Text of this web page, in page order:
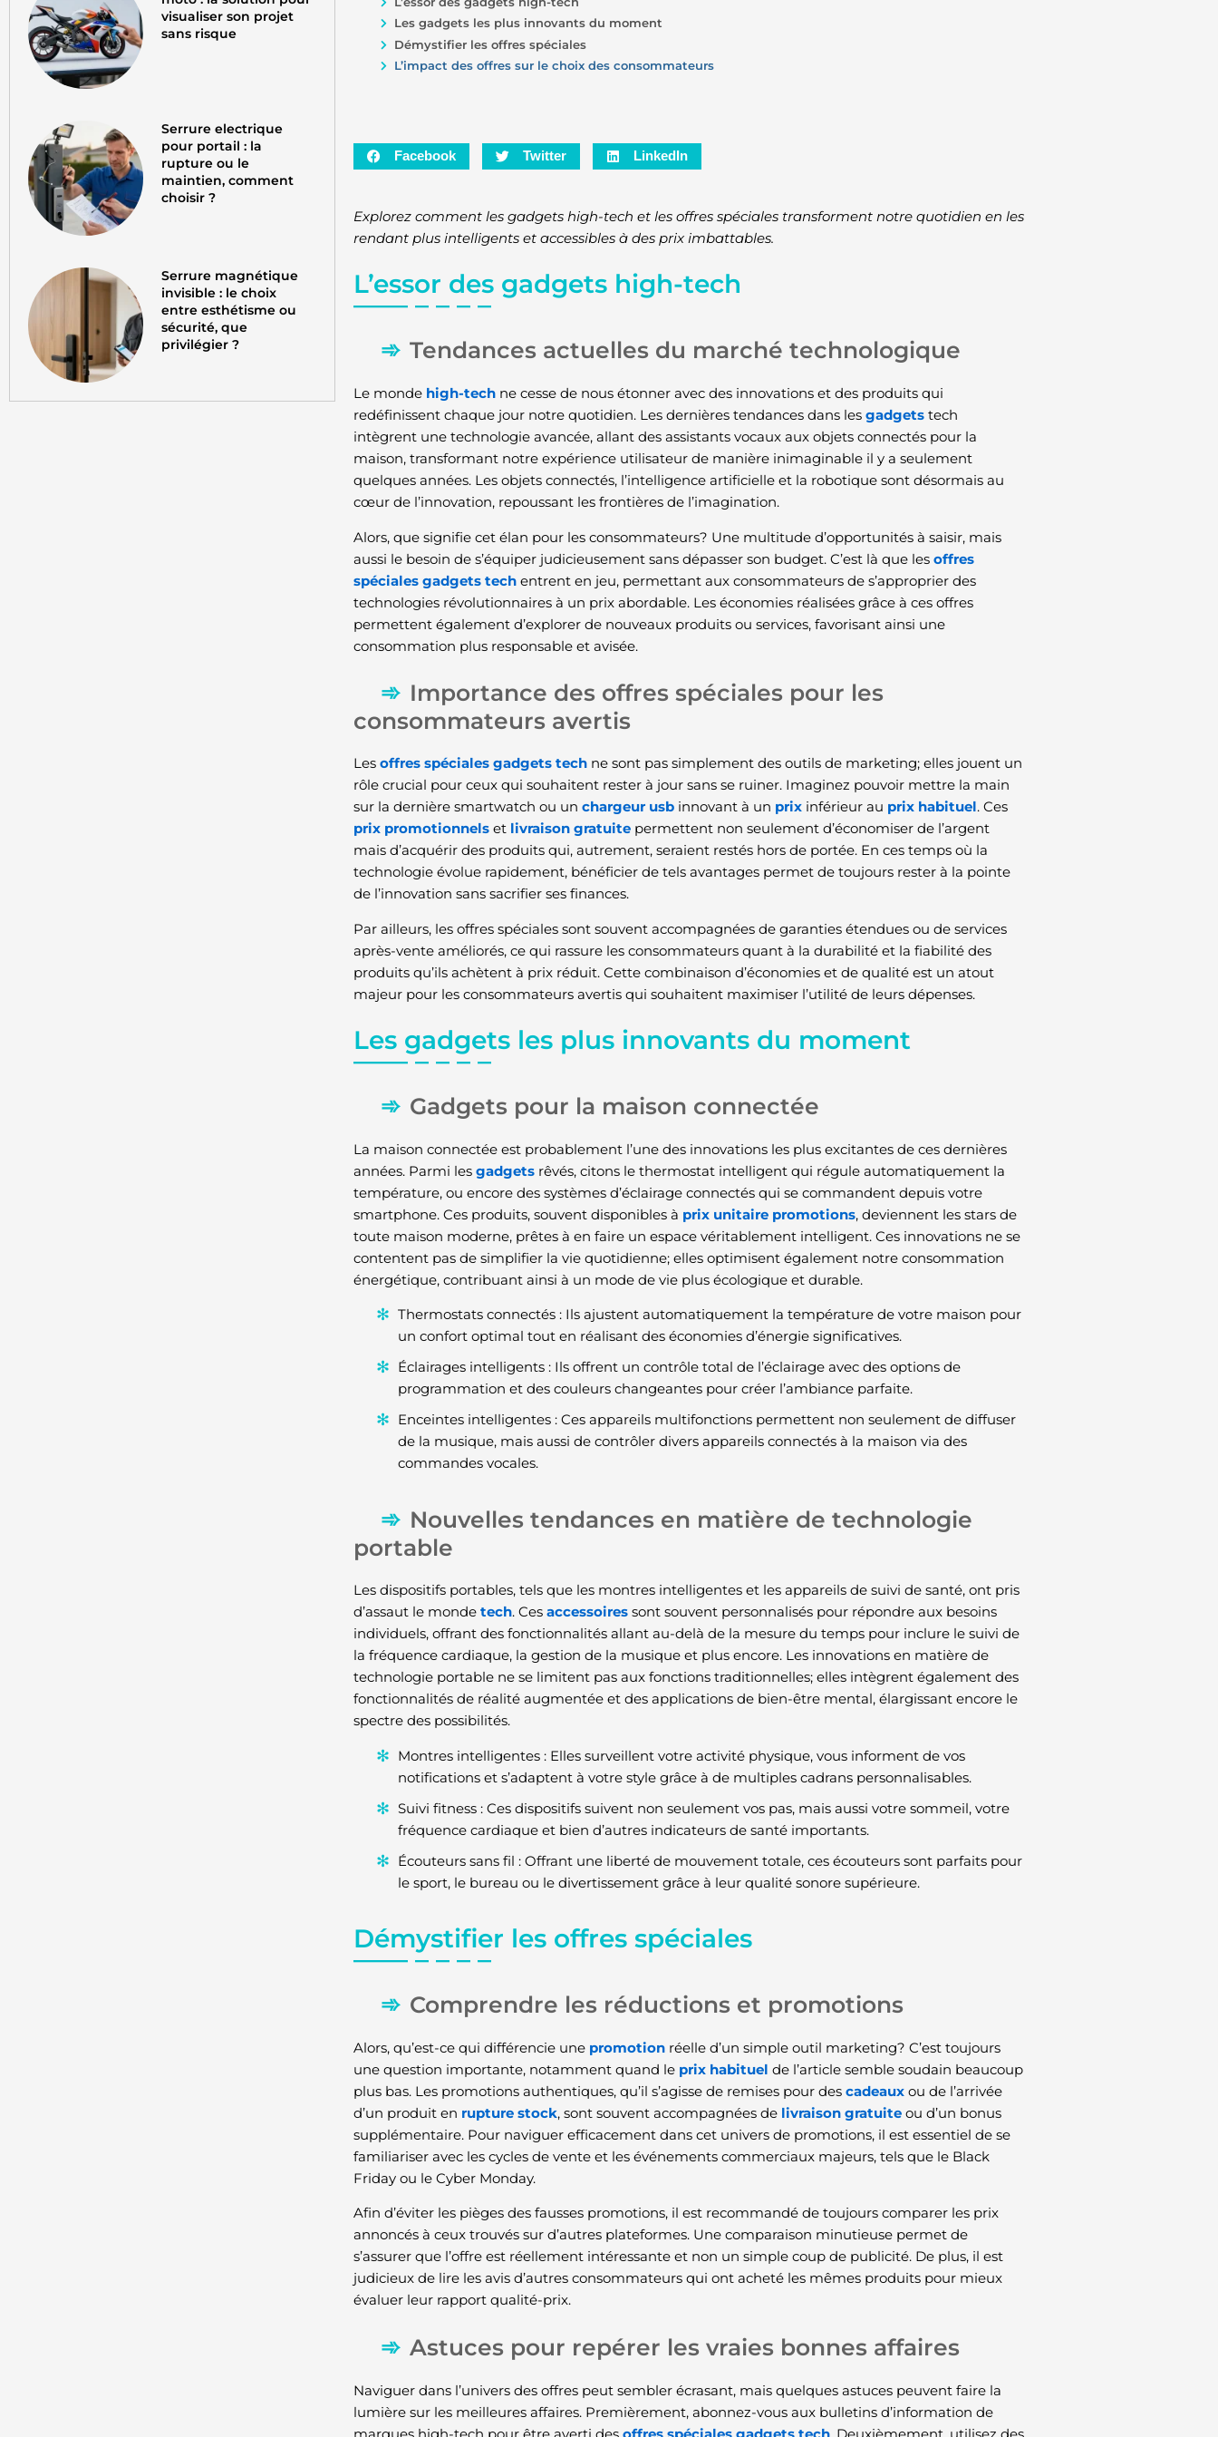
visualiser son projet
sans risque
Serrure electrique
pour portail : la
rupture ou le
maintien, comment
choisir ?
Serrure magnétique
invisible : le choix
entre esthétisme ou
sécurité, que
privilégier ?
Les gadgets les plus innovants du moment
Démystifier les offres spéciales
L’impact des offres sur le choix des consommateurs
Facebook Twitter LinkedIn
Explorez comment les gadgets high-tech et les offres spéciales transforment notre quotidien en les
rendant plus intelligents et accessibles à des prix imbattables.
L’essor des gadgets high-tech
Tendances actuelles du marché technologique
Le monde high-techne cesse de nous étonner avec des innovations et des produits qui
redéfinissent chaque jour notre quotidien. Les dernières tendances dans les gadgetstech
intègrent une technologie avancée, allant des assistants vocaux aux objets connectés pour la
maison, transformant notre expérience utilisateur de manière inimaginable il y a seulement
quelques années. Les objets connectés, l’intelligence artificielle et la robotique sont désormais au
cœur de l’innovation, repoussant les frontières de l’imagination.
Alors, que signifie cet élan pour les consommateurs? Une multitude d’opportunités à saisir, mais
aussi le besoin de s’équiper judicieusement sans dépasser son budget. C’est là que les offres
spéciales gadgets techentrent en jeu, permettant aux consommateurs de s’approprier des
technologies révolutionnaires à un prix abordable. Les économies réalisées grâce à ces offres
permettent également d’explorer de nouveaux produits ou services, favorisant ainsi une
consommation plus responsable et avisée.
Importance des offres spéciales pour les
consommateurs avertis
Les offres spéciales gadgets techne sont pas simplement des outils de marketing; elles jouent un
rôle crucial pour ceux qui souhaitent rester à jour sans se ruiner. Imaginez pouvoir mettre la main
sur la dernière smartwatch ou un chargeur usbinnovant à un prixinférieur au prix habituel. Ces
prix promotionnelset livraison gratuitepermettent non seulement d’économiser de l’argent
mais d’acquérir des produits qui, autrement, seraient restés hors de portée. En ces temps où la
technologie évolue rapidement, bénéficier de tels avantages permet de toujours rester à la pointe
de l’innovation sans sacrifier ses finances.
Par ailleurs, les offres spéciales sont souvent accompagnées de garanties étendues ou de services
après-vente améliorés, ce qui rassure les consommateurs quant à la durabilité et la fiabilité des
produits qu’ils achètent à prix réduit. Cette combinaison d’économies et de qualité est un atout
majeur pour les consommateurs avertis qui souhaitent maximiser l’utilité de leurs dépenses.
Les gadgets les plus innovants du moment
Gadgets pour la maison connectée
La maison connectée est probablement l’une des innovations les plus excitantes de ces dernières
années. Parmi les gadgetsrêvés, citons le thermostat intelligent qui régule automatiquement la
température, ou encore des systèmes d’éclairage connectés qui se commandent depuis votre
smartphone. Ces produits, souvent disponibles à prix unitaire promotions, deviennent les stars de
toute maison moderne, prêtes à en faire un espace véritablement intelligent. Ces innovations ne se
contentent pas de simplifier la vie quotidienne; elles optimisent également notre consommation
énergétique, contribuant ainsi à un mode de vie plus écologique et durable.
Thermostats connectés : Ils ajustent automatiquement la température de votre maison pour
un confort optimal tout en réalisant des économies d’énergie significatives.
Éclairages intelligents : Ils offrent un contrôle total de l’éclairage avec des options de
programmation et des couleurs changeantes pour créer l’ambiance parfaite.
Enceintes intelligentes : Ces appareils multifonctions permettent non seulement de diffuser
de la musique, mais aussi de contrôler divers appareils connectés à la maison via des
commandes vocales.
Nouvelles tendances en matière de technologie
portable
Les dispositifs portables, tels que les montres intelligentes et les appareils de suivi de santé, ont pris
d’assaut le monde tech. Ces accessoiressont souvent personnalisés pour répondre aux besoins
individuels, offrant des fonctionnalités allant au-delà de la mesure du temps pour inclure le suivi de
la fréquence cardiaque, la gestion de la musique et plus encore. Les innovations en matière de
technologie portable ne se limitent pas aux fonctions traditionnelles; elles intègrent également des
fonctionnalités de réalité augmentée et des applications de bien-être mental, élargissant encore le
spectre des possibilités.
Montres intelligentes : Elles surveillent votre activité physique, vous informent de vos
notifications et s’adaptent à votre style grâce à de multiples cadrans personnalisables.
Suivi fitness : Ces dispositifs suivent non seulement vos pas, mais aussi votre sommeil, votre
fréquence cardiaque et bien d’autres indicateurs de santé importants.
Écouteurs sans fil : Offrant une liberté de mouvement totale, ces écouteurs sont parfaits pour
le sport, le bureau ou le divertissement grâce à leur qualité sonore supérieure.
Démystifier les offres spéciales
Comprendre les réductions et promotions
Alors, qu’est-ce qui différencie une promotionréelle d’un simple outil marketing? C’est toujours
une question importante, notamment quand le prix habituel de l’article semble soudain beaucoup
plus bas. Les promotions authentiques, qu’il s’agisse de remises pour des cadeauxou de l’arrivée
d’un produit en rupture stock, sont souvent accompagnées de livraison gratuiteou d’un bonus
supplémentaire. Pour naviguer efficacement dans cet univers de promotions, il est essentiel de se
familiariser avec les cycles de vente et les événements commerciaux majeurs, tels que le Black
Friday ou le Cyber Monday.
Afin d’éviter les pièges des fausses promotions, il est recommandé de toujours comparer les prix
annoncés à ceux trouvés sur d’autres plateformes. Une comparaison minutieuse permet de
s’assurer que l’offre est réellement intéressante et non un simple coup de publicité. De plus, il est
judicieux de lire les avis d’autres consommateurs qui ont acheté les mêmes produits pour mieux
évaluer leur rapport qualité-prix.
Astuces pour repérer les vraies bonnes affaires
Naviguer dans l’univers des offres peut sembler écrasant, mais quelques astuces peuvent faire la
lumière sur les meilleures affaires. Premièrement, abonnez-vous aux bulletins d’information de
marques high-tech pour être averti des offres spéciales gadgets tech. Deuxièmement, utilisez des